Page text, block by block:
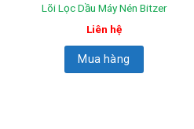
Lõi Lọc Dầu Máy Nén Bitzer
Liên hệ
Mua hàng